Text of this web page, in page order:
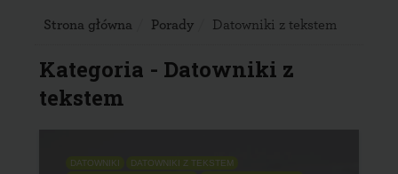
Strona główna Porady Datowniki z tekstem
Kategoria - Datowniki z
tekstem
DATOWNIKI
DATOWNIKI Z TEKSTEM